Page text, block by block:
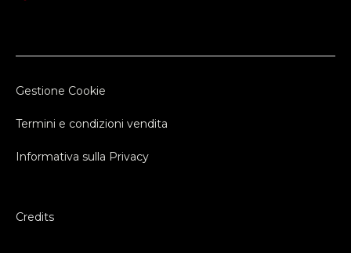
Gestione Cookie
Termini e condizioni vendita
Informativa sulla Privacy
Credits